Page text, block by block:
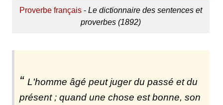
Proverbe français- Le dictionnaire des sentences et
proverbes (1892)
L'homme âgé peut juger du passé et du
présent ; quand une chose est bonne, son